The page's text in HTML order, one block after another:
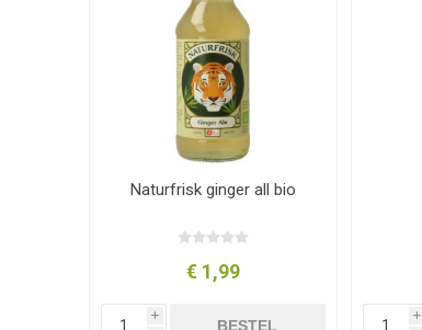
Naturfrisk ginger all bio
€ 1,99
i
BESTEL
i